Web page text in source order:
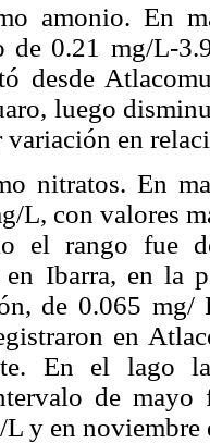
amonio. En
0.21 mg/L-
desde
luego
variación en
nitratos. En
L, con valores
el rango fue
en Ibarra, en la
de 0.065 mg/
en
En el lago
de
y en